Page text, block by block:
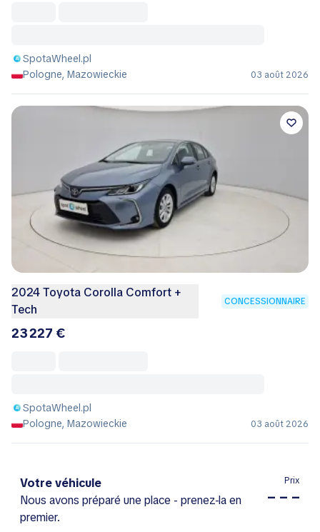
SpotaWheel.pl
Pologne, Mazowieckie
03 août 2026
2024 Toyota Corolla Comfort +
Tech
CONCESSIONNAIRE
23 227 €
SpotaWheel.pl
Pologne, Mazowieckie
03 août 2026
Votre véhicule
Nous avons préparé une place - prenez-la en
premier.
Prix
– – –